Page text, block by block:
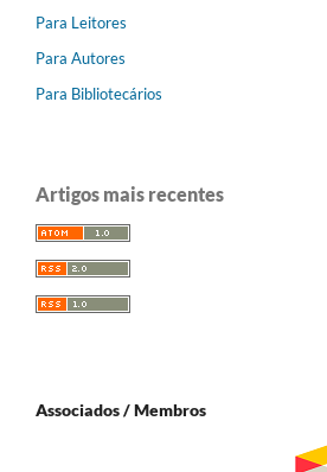
Para Leitores
Para Autores
Para Bibliotecários
Artigos mais recentes
Associados / Membros